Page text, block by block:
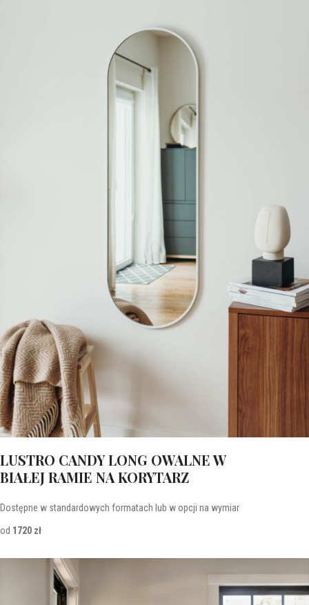
LUSTRO CANDY LONG OWALNE W
BIAŁEJ RAMIE NA KORYTARZ
Dostępne w standardowych formatach lub w opcji na wymiar
od 1720 zł